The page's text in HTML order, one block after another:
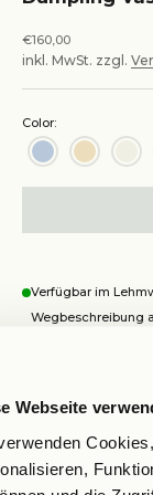
Webseite
Angebot
€160,00
inkl. MwSt. zzgl.
Color:
Verfügbar im
Wegbeschreibung
Hamburg
Lehmweg 51, 20251
Wegbeschreibung